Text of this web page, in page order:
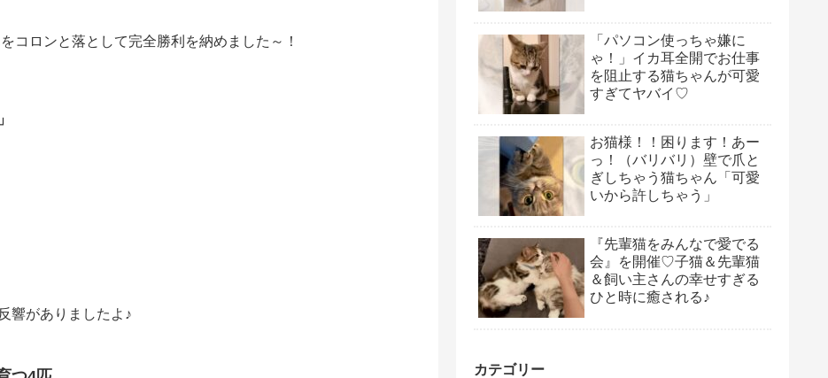
コロンと落として完全勝利を納めました～！
響がありましたよ♪
「パソコン使っちゃ嫌に
ゃ！」イカ耳全開でお仕事
を阻止する猫ちゃんが可愛
すぎてヤバイ♡
お猫様！！困ります！あー
っ！（バリバリ）壁で爪と
ぎしちゃう猫ちゃん「可愛
いから許しちゃう」
『先輩猫をみんなで愛でる
会』を開催♡子猫＆先輩猫
＆飼い主さんの幸せすぎる
ひと時に癒される♪
カテゴリー